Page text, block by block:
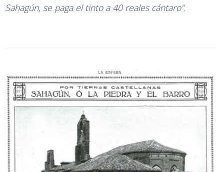
Sahagún, se paga el tinto a 40 reales cántaro”.